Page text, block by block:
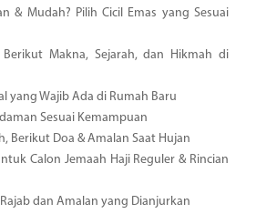
& Mudah? Pilih Cicil Emas yang Sesuai
Makna, Sejarah, dan Hikmah di
yang Wajib Ada di Rumah Baru
Sesuai Kemampuan
Berikut Doa & Amalan Saat Hujan
Calon Jemaah Haji Reguler & Rincian
dan Amalan yang Dianjurkan